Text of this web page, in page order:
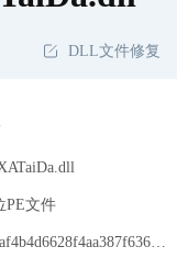
DLL文件修复
PE文件